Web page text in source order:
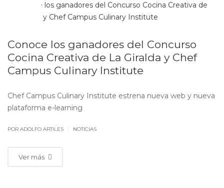
Conoce los ganadores del Concurso
Cocina Creativa de La Giralda y Chef
Campus Culinary Institute
Chef Campus Culinary Institute estrena nueva web y nueva
plataforma e-learning
POR ADOLFO ARTILES NOTICIAS
Ver más